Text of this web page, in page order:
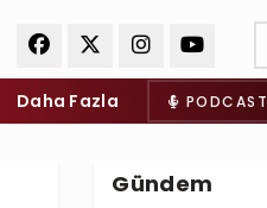
Daha Fazla PODCAST
Gündem